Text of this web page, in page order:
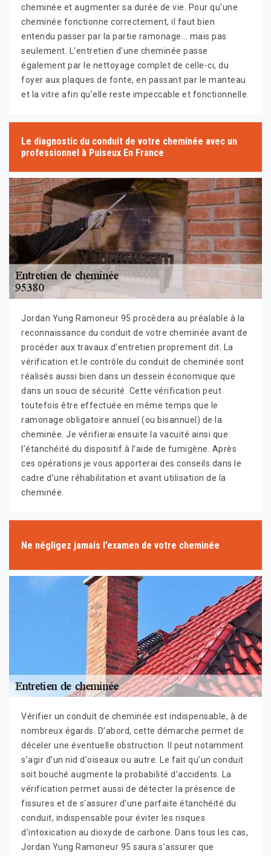
cheminée et augmenter sa durée de vie. Pour qu'une
cheminée fonctionne correctement, il faut bien
entendu passer par la partie ramonage... mais pas
seulement. L'entretien d'une cheminée passe
également par le nettoyage complet de celle-ci, du
foyer aux plaques de fonte, en passant par le manteau
et la vitre afin qu’elle reste impeccable et fonctionnelle.
Le diagnostic du conduit de votre cheminée avec un
professionnel à Puiseux En France
Jordan Yung Ramoneur 95 procèdera au préalable à la
reconnaissance du conduit de votre cheminée avant de
procéder aux travaux d’entretien proprement dit. La
vérification et le contrôle du conduit de cheminée sont
réalisés aussi bien dans un dessein économique que
dans un souci de sécurité. Cette vérification peut
toutefois être effectuée en même temps que le
ramonage obligatoire annuel (ou bisannuel) de la
cheminée. Je vérifierai ensuite la vacuité ainsi que
l’étanchéité du dispositif à l’aide de fumigène. Après
ces opérations je vous apporterai des conseils dans le
cadre d’une réhabilitation et avant utilisation de la
cheminée.
Ne négligez jamais l’examen de votre cheminée
Vérifier un conduit de cheminée est indispensable, à de
nombreux égards. D’abord, cette démarche permet de
déceler une éventuelle obstruction. Il peut notamment
s’agir d’un nid d'oiseaux ou autre. Le fait qu’un conduit
soit bouché augmente la probabilité d’accidents. La
vérification permet aussi de détecter la présence de
fissures et de s'assurer d'une parfaite étanchéité du
conduit, indispensable pour éviter les risques
d'intoxication au dioxyde de carbone. Dans tous les cas,
Jordan Yung Ramoneur 95 saura s’assurer que